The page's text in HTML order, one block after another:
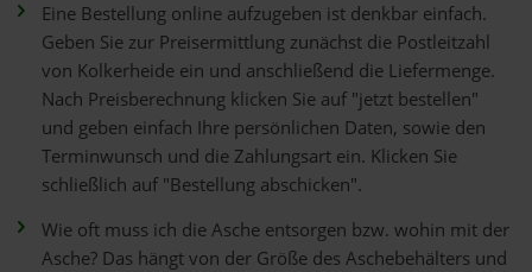
Eine Bestellung online aufzugeben ist denkbar einfach.
Geben Sie zur Preisermittlung zunächst die Postleitzahl
von Kolkerheide ein und anschließend die Liefermenge.
Nach Preisberechnung klicken Sie auf "jetzt bestellen"
und geben einfach Ihre persönlichen Daten, sowie den
Terminwunsch und die Zahlungsart ein. Klicken Sie
schließlich auf "Bestellung abschicken".
Wie oft muss ich die Asche entsorgen bzw. wohin mit der
Asche? Das hängt von der Größe des Aschebehälters und